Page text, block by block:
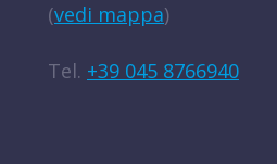
(vedi mappa)
Tel. +39 045 8766940